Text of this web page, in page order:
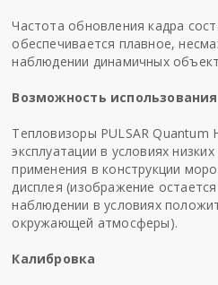
Частота обновления кадра
обеспечивается плавное,
наблюдении динамичных
Возможность
Тепловизоры PULSAR Quantum
эксплуатации в условиях
применения в конструкции
дисплея (изображение
наблюдении в условиях
окружающей атмосферы).
Калибровка